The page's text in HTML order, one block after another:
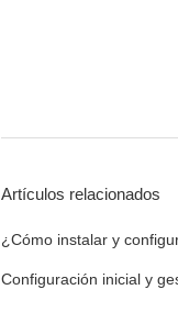
Artículos relacionados
¿Cómo instalar y
Configuración inicial y